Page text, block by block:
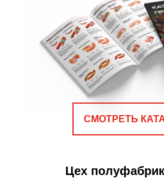
СМОТРЕТЬ
Цех